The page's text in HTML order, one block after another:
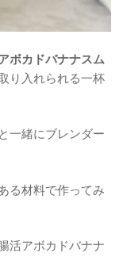
ボカドバナナスム
り入れられる一杯
一緒にブレンダー
る材料で作ってみ
活アボカドバナナ